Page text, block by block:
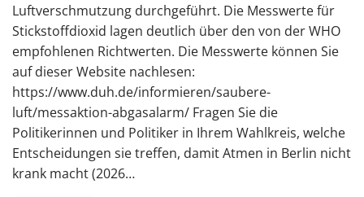
Luftverschmutzung durchgeführt. Die Messwerte für
Stickstoffdioxid lagen deutlich über den von der WHO
empfohlenen Richtwerten. Die Messwerte können Sie
auf dieser Website nachlesen:
https://www.duh.de/informieren/saubere-
luft/messaktion-abgasalarm/ Fragen Sie die
Politikerinnen und Politiker in Ihrem Wahlkreis, welche
Entscheidungen sie treffen, damit Atmen in Berlin nicht
krank macht (2026…